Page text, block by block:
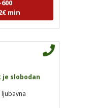
min
slobodan
poruke